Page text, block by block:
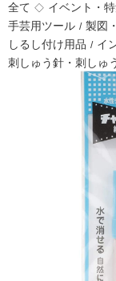
全て ◇ イベント・
手芸用ツール / 製図
しるし付け用品 / イ
刺しゅう針・刺しゅ